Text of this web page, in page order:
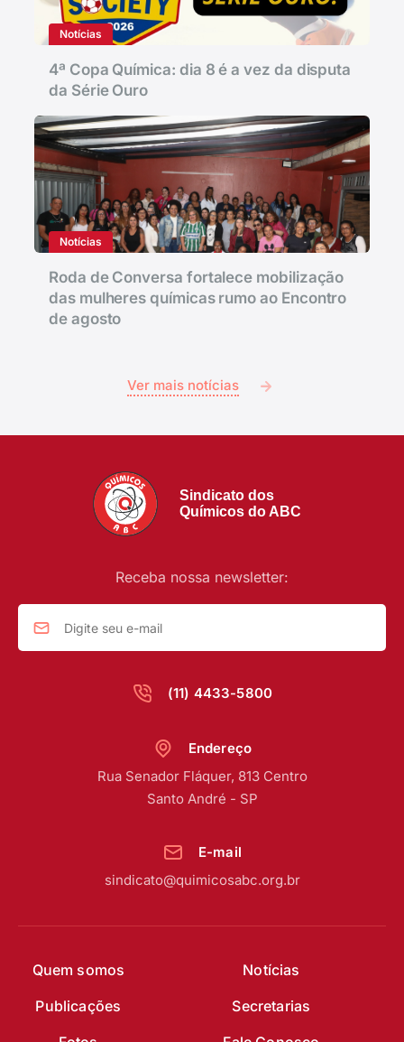
Notícias
4ª Copa Química: dia 8 é a vez da disputa
da Série Ouro
Notícias
Roda de Conversa fortalece mobilização
das mulheres químicas rumo ao Encontro
de agosto
Ver mais notícias
Sindicato dos
Químicos do ABC
(11) 4433-5800
Receba nossa newsletter:
Quem somos
Notícias
Publicações
Secretarias
Endereço
Rua Senador Fláquer, 813 Centro
Santo André - SP
E-mail
sindicato@quimicosabc.org.br